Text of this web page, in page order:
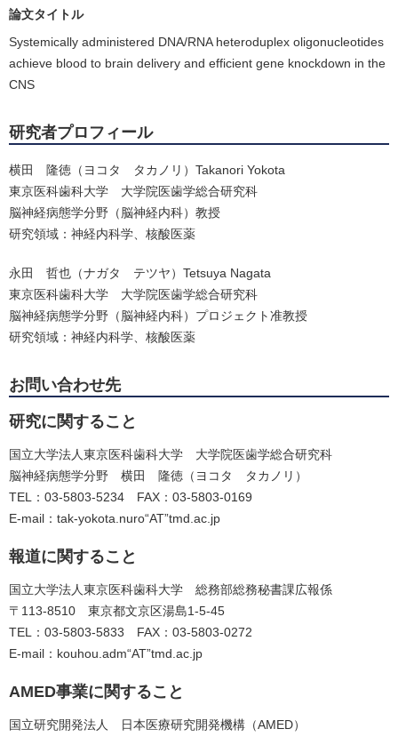
論文タイトル
Systemically administered DNA/RNA heteroduplex oligonucleotides
achieve blood to brain delivery and efficient gene knockdown in the
CNS
研究者プロフィール
横田 隆徳（ヨコタ タカノリ）Takanori Yokota
東京医科歯科大学 大学院医歯学総合研究科
脳神経病態学分野（脳神経内科）教授
研究領域：神経内科学、核酸医薬
永田 哲也（ナガタ テツヤ）Tetsuya Nagata
東京医科歯科大学 大学院医歯学総合研究科
脳神経病態学分野（脳神経内科）プロジェクト准教授
研究領域：神経内科学、核酸医薬
お問い合わせ先
研究に関すること
国立大学法人東京医科歯科大学 大学院医歯学総合研究科
脳神経病態学分野 横田 隆徳（ヨコタ タカノリ）
TEL：03-5803-5234 FAX：03-5803-0169
E-mail：tak-yokota.nuro“AT”tmd.ac.jp
報道に関すること
国立大学法人東京医科歯科大学 総務部総務秘書課広報係
〒113-8510 東京都文京区湯島1-5-45
TEL：03-5803-5833 FAX：03-5803-0272
E-mail：kouhou.adm“AT”tmd.ac.jp
AMED事業に関すること
国立研究開発法人 日本医療研究開発機構（AMED）